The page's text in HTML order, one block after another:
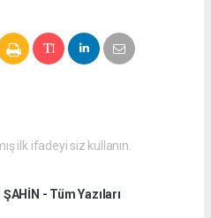
ilk ifadeyi siz kullanın.
- Tüm Yazıları